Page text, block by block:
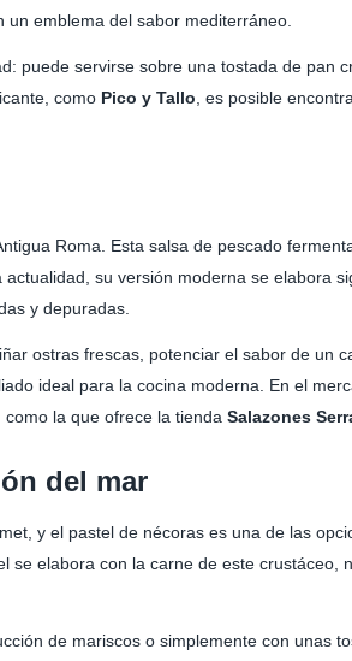
un emblema del sabor mediterráneo.
puede servirse sobre una tostada de pan
como Pico y Tallo , es posible
Roma. Esta salsa de pescado
su versión moderna se elabora
y depuradas.
ostras frescas, potenciar el sabor de un
ideal para la cocina moderna. En el
la que ofrece la tienda Salazones
del mar
y el pastel de nécoras es una de las
se elabora con la carne de este crustáceo,
de mariscos o simplemente con unas